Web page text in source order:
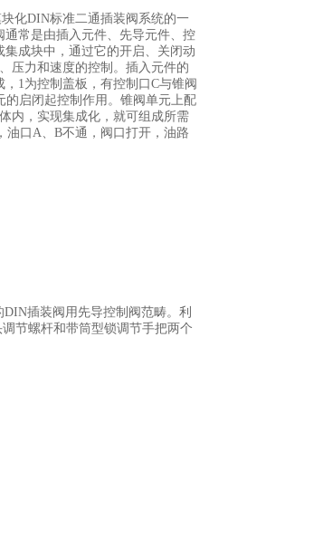
化DIN标准二通插装阀系统的一
常是由插入元件、先导元件、控
成块中，通过它的开启、关闭动
压力和速度的控制。插入元件的
1为控制盖板，有控制口C与锥阀
启闭起控制作用。锥阀单元上配
内，实现集成化，就可组成所需
油口A、B不通，阀口打开，油路
插装阀用先导控制阀范畴。利
节螺杆和带筒型锁调节手把两个